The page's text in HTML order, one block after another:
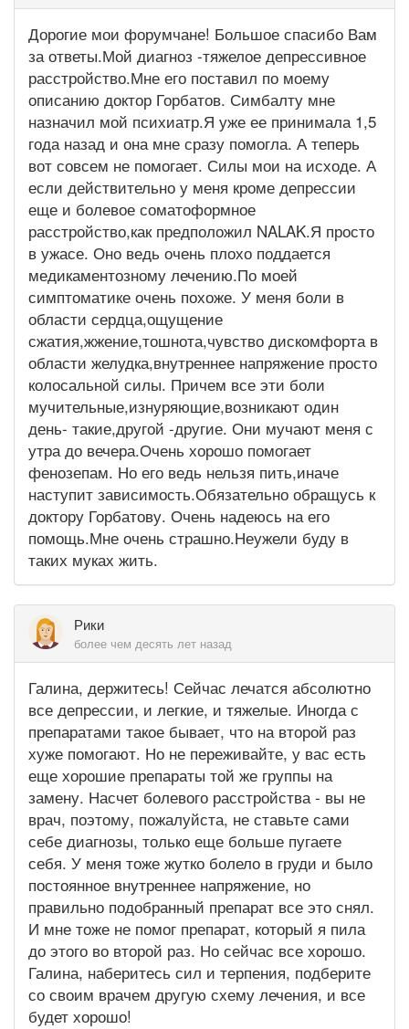
Дорогие мои форумчане! Большое спасибо Вам
за ответы.Мой диагноз -тяжелое депрессивное
расстройство.Мне его поставил по моему
описанию доктор Горбатов. Симбалту мне
назначил мой психиатр.Я уже ее принимала 1,5
года назад и она мне сразу помогла. А теперь
вот совсем не помогает. Силы мои на исходе. А
если действительно у меня кроме депрессии
еще и болевое соматоформное
расстройство,как предположил NALAK.Я просто
в ужасе. Оно ведь очень плохо поддается
медикаментозному лечению.По моей
симптоматике очень похоже. У меня боли в
области сердца,ощущение
сжатия,жжение,тошнота,чувство дискомфорта в
области желудка,внутреннее напряжение просто
колосальной силы. Причем все эти боли
мучительные,изнуряющие,возникают один
день- такие,другой -другие. Они мучают меня с
утра до вечера.Очень хорошо помогает
фенозепам. Но его ведь нельзя пить,иначе
наступит зависимость.Обязательно обращусь к
доктору Горбатову. Очень надеюсь на его
помощь.Мне очень страшно.Неужели буду в
таких муках жить.
Рики
более чем десять лет назад
Галина, держитесь! Сейчас лечатся абсолютно
все депрессии, и легкие, и тяжелые. Иногда с
препаратами такое бывает, что на второй раз
хуже помогают. Но не переживайте, у вас есть
еще хорошие препараты той же группы на
замену. Насчет болевого расстройства - вы не
врач, поэтому, пожалуйста, не ставьте сами
себе диагнозы, только еще больше пугаете
себя. У меня тоже жутко болело в груди и было
постоянное внутреннее напряжение, но
правильно подобранный препарат все это снял.
И мне тоже не помог препарат, который я пила
до этого во второй раз. Но сейчас все хорошо.
Галина, наберитесь сил и терпения, подберите
со своим врачем другую схему лечения, и все
будет хорошо!